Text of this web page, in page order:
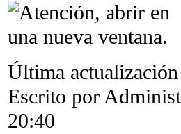
Última
Escrito por
20:40